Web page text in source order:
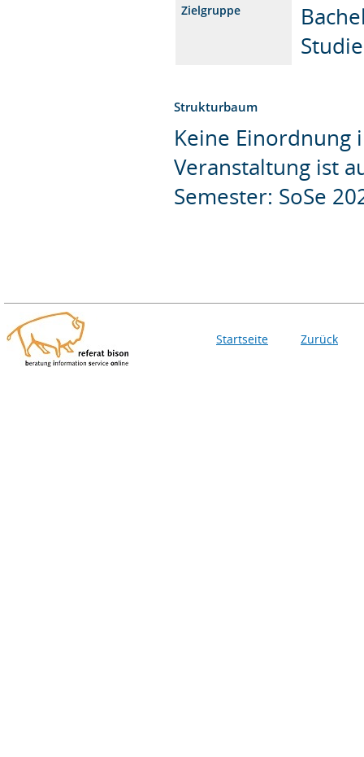
Zielgruppe
Strukturbaum
Keine Einordnung
Veranstaltung ist
Semester: SoSe
Startseite Zurück